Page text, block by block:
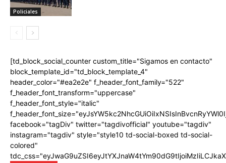
Policiales
[td_block_social_counter custom_title="Sigamos en contacto"
block_template_id="td_block_template_4"
header_color="#ea2e2e" f_header_font_family="522"
f_header_font_transform="uppercase"
f_header_font_style="italic"
facebook="tagDiv" twitter="tagdivofficial" youtube="tagdiv"
instagram="tagdiv" style="style10 td-social-boxed td-social-
colored"